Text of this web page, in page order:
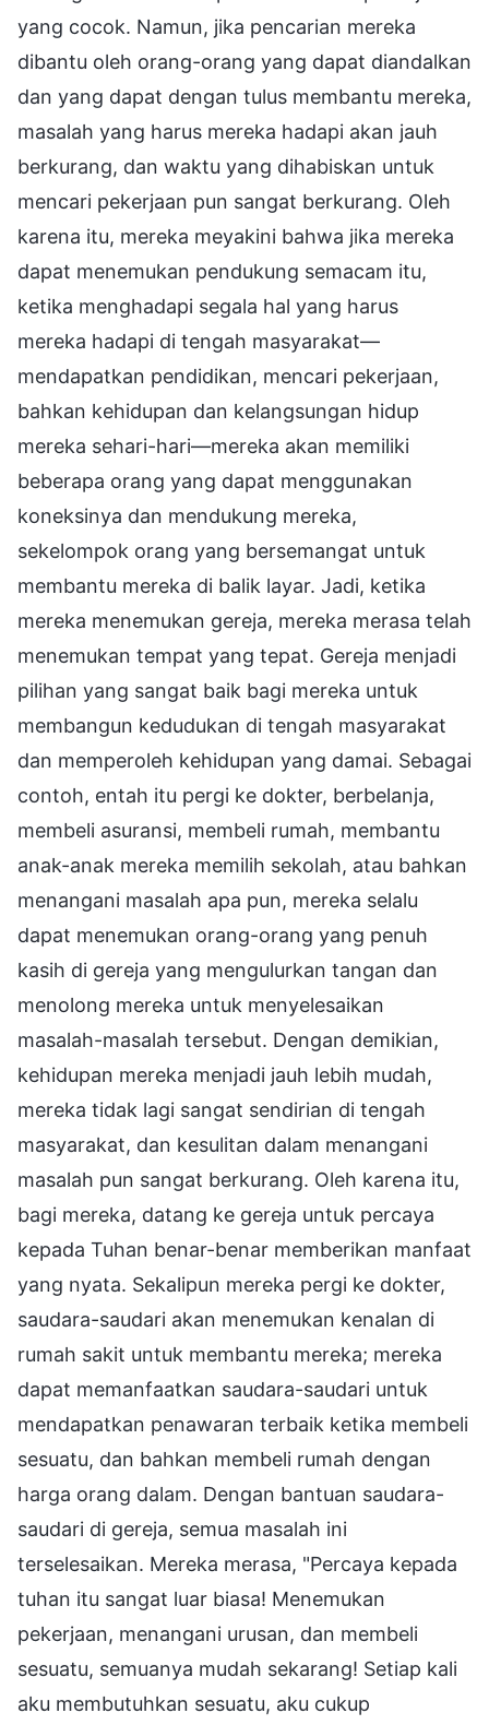
yang cocok. Namun, jika pencarian mereka
dibantu oleh orang-orang yang dapat diandalkan
dan yang dapat dengan tulus membantu mereka,
masalah yang harus mereka hadapi akan jauh
berkurang, dan waktu yang dihabiskan untuk
mencari pekerjaan pun sangat berkurang. Oleh
karena itu, mereka meyakini bahwa jika mereka
dapat menemukan pendukung semacam itu,
ketika menghadapi segala hal yang harus
mereka hadapi di tengah masyarakat—
mendapatkan pendidikan, mencari pekerjaan,
bahkan kehidupan dan kelangsungan hidup
mereka sehari-hari—mereka akan memiliki
beberapa orang yang dapat menggunakan
koneksinya dan mendukung mereka,
sekelompok orang yang bersemangat untuk
membantu mereka di balik layar. Jadi, ketika
mereka menemukan gereja, mereka merasa telah
menemukan tempat yang tepat. Gereja menjadi
pilihan yang sangat baik bagi mereka untuk
membangun kedudukan di tengah masyarakat
dan memperoleh kehidupan yang damai. Sebagai
contoh, entah itu pergi ke dokter, berbelanja,
membeli asuransi, membeli rumah, membantu
anak-anak mereka memilih sekolah, atau bahkan
menangani masalah apa pun, mereka selalu
dapat menemukan orang-orang yang penuh
kasih di gereja yang mengulurkan tangan dan
menolong mereka untuk menyelesaikan
masalah-masalah tersebut. Dengan demikian,
kehidupan mereka menjadi jauh lebih mudah,
mereka tidak lagi sangat sendirian di tengah
masyarakat, dan kesulitan dalam menangani
masalah pun sangat berkurang. Oleh karena itu,
bagi mereka, datang ke gereja untuk percaya
kepada Tuhan benar-benar memberikan manfaat
yang nyata. Sekalipun mereka pergi ke dokter,
saudara-saudari akan menemukan kenalan di
rumah sakit untuk membantu mereka; mereka
dapat memanfaatkan saudara-saudari untuk
mendapatkan penawaran terbaik ketika membeli
sesuatu, dan bahkan membeli rumah dengan
harga orang dalam. Dengan bantuan saudara-
saudari di gereja, semua masalah ini
terselesaikan. Mereka merasa, "Percaya kepada
tuhan itu sangat luar biasa! Menemukan
pekerjaan, menangani urusan, dan membeli
sesuatu, semuanya mudah sekarang! Setiap kali
aku membutuhkan sesuatu, aku cukup